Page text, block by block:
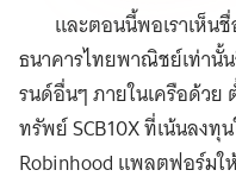
และตอนนี้พอเราเห็น
ธนาคารไทยพาณิชย์เท่านั้
รนด์อื่นๆ ภายในเครือด้วย
ทรัพย์ SCB10X ที่เน้นลง
Robinhood แพลตฟอร์มใ